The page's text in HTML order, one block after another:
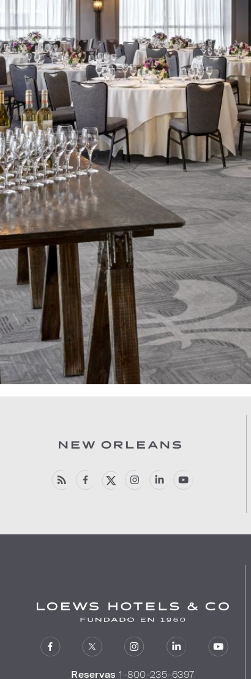
Reservas 1-800-235-6397